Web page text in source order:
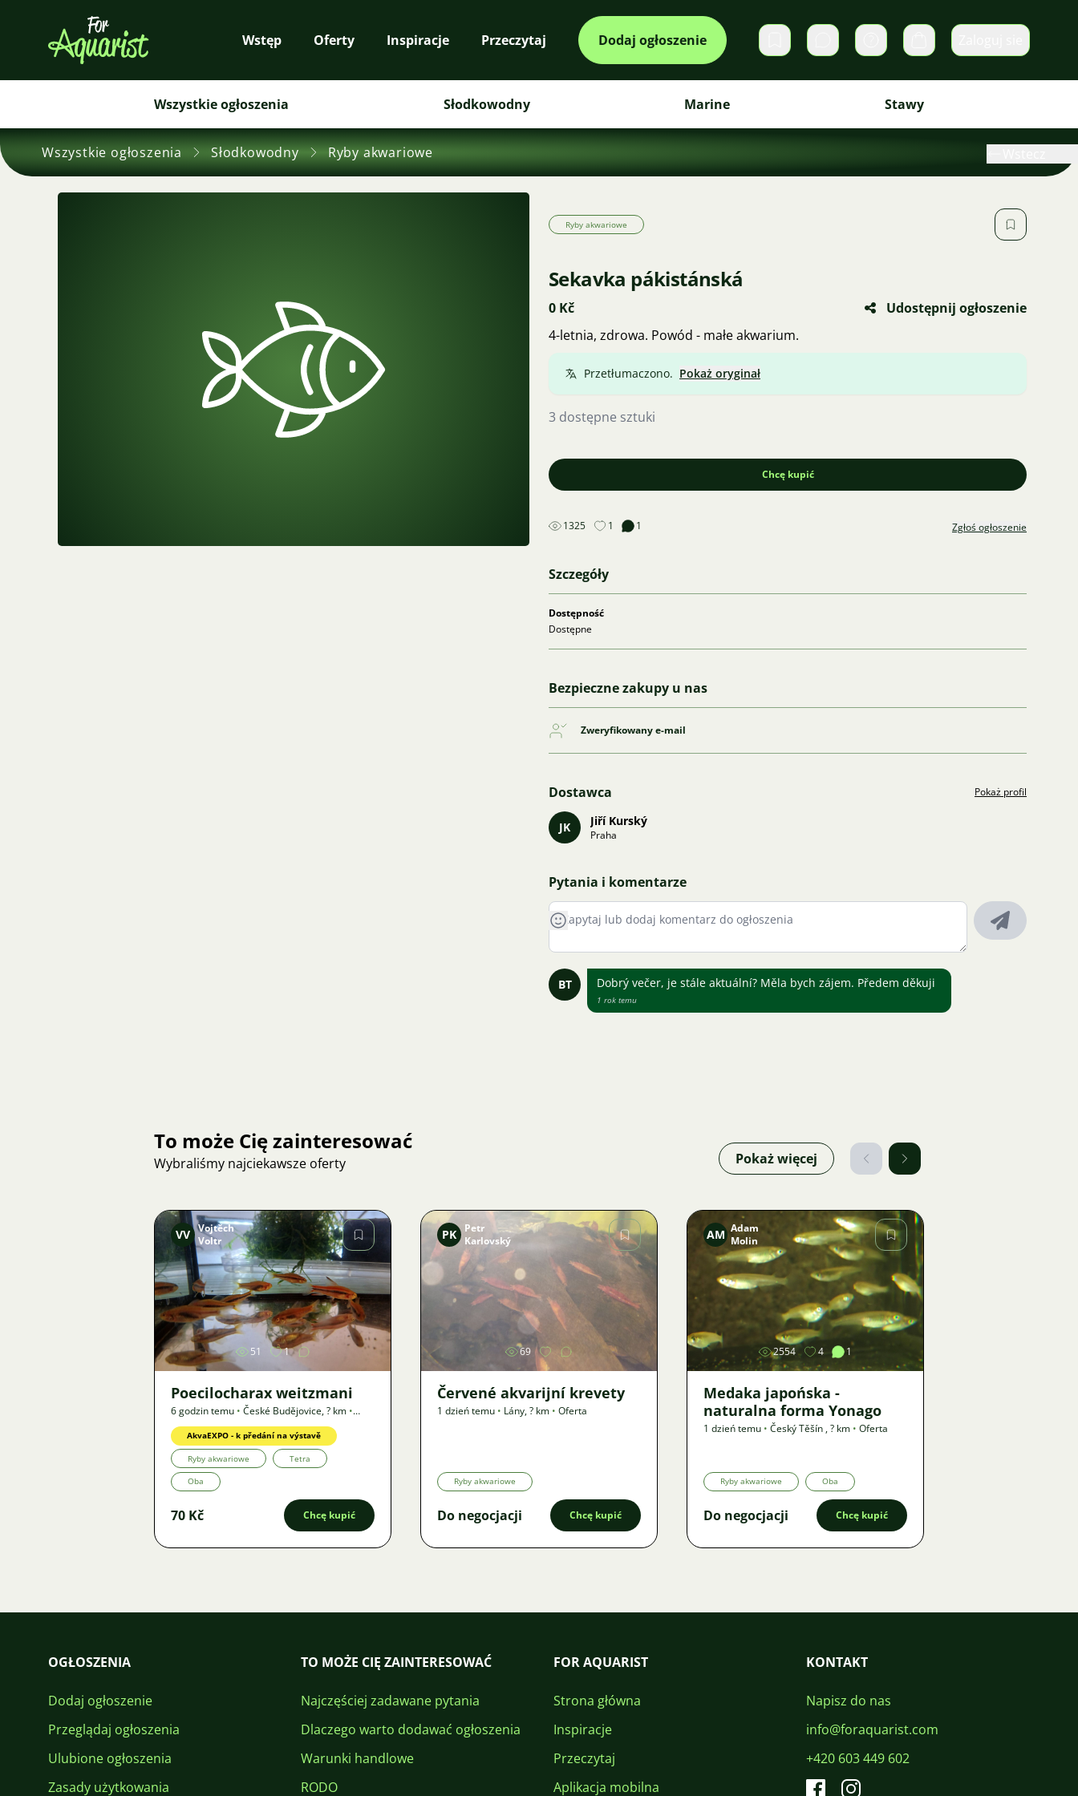
Wstęp Oferty Inspiracje Przeczytaj Dodaj ogłoszenie Prywatne wiadomości
Koszyk
Wszystkie ogłoszenia Słodkowodny Marine Stawy
Wszystkie ogłoszenia Słodkowodny Ryby akwariowe
Ryby akwariowe
Sekavka pákistánská
0 Kč
Udostępnij ogłoszenie
4-letnia, zdrowa. Powód - małe akwarium.
Przetłumaczono. Pokaż oryginał
3 dostępne sztuki
Chcę kupić
1325 1 1 Zgłoś ogłoszenie
Szczegóły
Dostępność
Dostępne
Bezpieczne zakupy u nas
Zweryfikowany e-mail
Dostawca Pokaż profil
JK Jiří Kurský
Praha
Pytania i komentarze
BT Dobrý večer, je stále aktuální? Měla bych zájem. Předem děkuji
1 rok temu
To może Cię zainteresować
Wybraliśmy najciekawsze oferty Pokaż więcej
Zdjęcie
VV Vojtěch
Voltr
51 1
Poecilocharax weitzmani
6 godzin temu • České Budějovice,? km •
Oferta
AkvaEXPO - k předání na výstavě
Ryby akwariowe Tetra
Oba
70 Kč Chcę kupić
Zdjęcie
PK
Petr
Karlovský
69
Červené akvarijní krevety
1 dzień temu • Lány,? km • Oferta
Ryby akwariowe
Do negocjacji Chcę kupić
Zdjęcie
AM Adam
Molin
2554 4 1
Medaka japońska -
naturalna forma Yonago
1 dzień temu • Český Těšín ,? km • Oferta
Ryby akwariowe Oba
Do negocjacji Chcę kupić
OGŁOSZENIA
Dodaj ogłoszenie
Przeglądaj ogłoszenia
Ulubione ogłoszenia
Zasady użytkowania
TO MOŻE CIĘ ZAINTERESOWAĆ
Najczęściej zadawane pytania
Dlaczego warto dodawać ogłoszenia
Warunki handlowe
RODO
FOR AQUARIST
Strona główna
Inspiracje
Przeczytaj
Aplikacja mobilna
KONTAKT
Napisz do nas
info@foraquarist.com
+420 603 449 602